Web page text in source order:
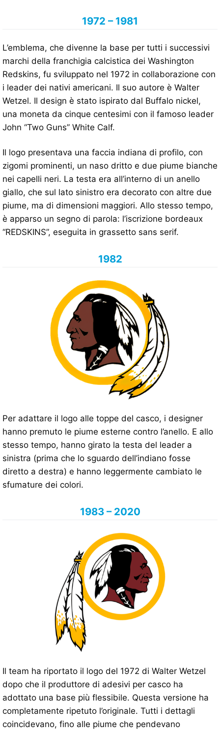
1972 – 1981
L’emblema, che divenne la base per tutti i successivi
marchi della franchigia calcistica dei Washington
Redskins, fu sviluppato nel 1972 in collaborazione con
i leader dei nativi americani. Il suo autore è Walter
Wetzel. Il design è stato ispirato dal Buffalo nickel,
una moneta da cinque centesimi con il famoso leader
John “Two Guns” White Calf.
Il logo presentava una faccia indiana di profilo, con
zigomi prominenti, un naso dritto e due piume bianche
nei capelli neri. La testa era all’interno di un anello
giallo, che sul lato sinistro era decorato con altre due
piume, ma di dimensioni maggiori. Allo stesso tempo,
è apparso un segno di parola: l’iscrizione bordeaux
“REDSKINS”, eseguita in grassetto sans serif.
1982
Per adattare il logo alle toppe del casco, i designer
hanno premuto le piume esterne contro l’anello. E allo
stesso tempo, hanno girato la testa del leader a
sinistra (prima che lo sguardo dell’indiano fosse
diretto a destra) e hanno leggermente cambiato le
sfumature dei colori.
1983 – 2020
Il team ha riportato il logo del 1972 di Walter Wetzel
dopo che il produttore di adesivi per casco ha
adottato una base più flessibile. Questa versione ha
completamente ripetuto l’originale. Tutti i dettagli
coincidevano, fino alle piume che pendevano